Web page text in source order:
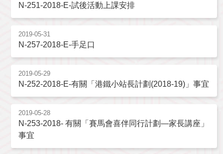
N-251-2018-E-試後活動上課安排
2019-05-31
N-257-2018-E-手足口
2019-05-29
N-252-2018-E-有關「港鐵小站長計劃(2018-19)」事宜
2019-05-28
N-253-2018- 有關「賽馬會喜伴同行計劃—家長講座」
事宜